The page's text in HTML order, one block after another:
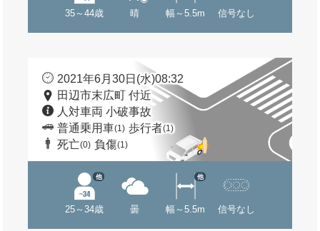
35～44歳 晴 幅～5.5m 信号なし
2021年6月30日(水)08:32
田辺市末広町 付近
人対車両 小破事故
普通乗用車(1) 歩行者(1)
死亡(0) 負傷(1)
25～34歳
他
曇 幅～5.5m
他
信号なし